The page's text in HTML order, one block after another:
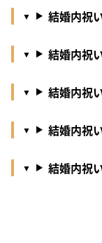
結婚内祝
結婚内祝
結婚内祝
結婚内祝
結婚内祝